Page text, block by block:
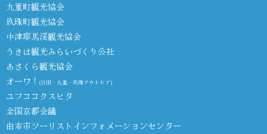
九重町観光協会
玖珠町観光協会
中津耶馬渓観光協会
うきは観光みらいづくり公社
あさくら観光協会
オーワ！ (日田・九重・玖珠アウトドア)
ユフココクスヒタ
全国京都会議
由布市ツーリストインフォメーションセンター